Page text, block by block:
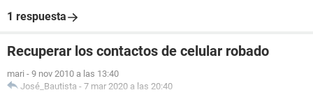
1 respuesta
Recuperar los contactos de celular robado
mari - 9 nov 2010 a las 13:40
José_Bautista - 7 mar 2020 a las 20:40